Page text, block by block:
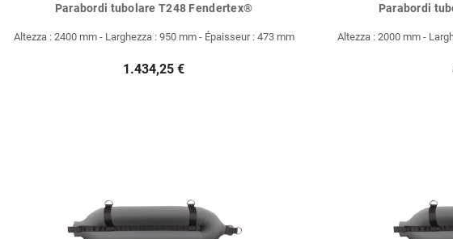
Parabordi tubolare T248 Fendertex®
Altezza : 2400 mm - Larghezza : 950 mm - Épaisseur : 473 mm
1.434,25 €
Parabordi
Altezza : 2000 mm -